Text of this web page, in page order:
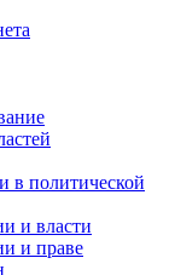
в политической
и власти
и праве